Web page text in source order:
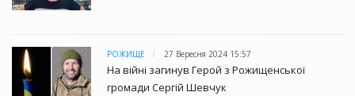
РОЖИЩЕ 27 Вересня 2024 15:57
На війні загинув Герой з Рожищенської
громади Сергій Шевчук